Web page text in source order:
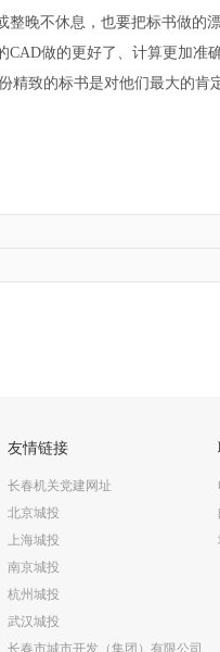
晚不休息，也要把标书做的
CAD做的更好了、计算更加准
精致的标书是对他们最大的肯
友情链接
长春机关党建网址
北京城投
上海城投
南京城投
杭州城投
武汉城投
长春市城市开发（集团）有限公司